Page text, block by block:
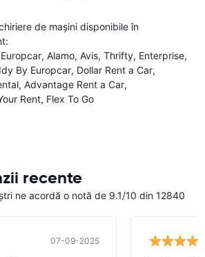
de mașini disponibile în
Europcar Alamo Avis Thrifty Enterprise
By Europcar Dollar Rent a Car
Advantage Rent a Car
Rent Flex To Go
recente
ne acordă o notă de 9.1/10 din 12840
07-09-2025